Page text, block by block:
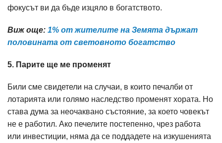
фокусът ви да бъде изцяло в богатството.
Виж още: 1% от жителите на Земята държат
половината от световното богатство
5. Парите ще ме променят
Били сме свидетели на случаи, в които печалби от
лотарията или голямо наследство променят хората. Но
става дума за неочаквано състояние, за което човекът
не е работил. Ако печелите постепенно, чрез работа
или инвестиции, няма да се поддадете на изкушенията